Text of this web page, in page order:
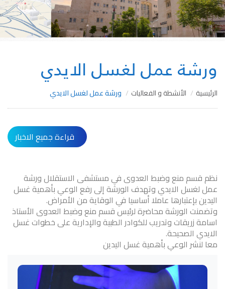
ورشة عمل لغسل الايدي
الرئيسية الأنشطة و الفعاليات ورشة عمل لغسل الايدي
قراءة جميع الاخبار
نظم قسم منع وضبط العدوى في مستشفى الاستقلال ورشة
عمل لغسل الايدي وتهدف الورشة إلى رفع الوعي بأهمية غسل
اليدين بإعتبارها عاملا أساسيا في الوقاية من الأمراض.
وتضمنت الورشة محاضرة لرئيس قسم منع وضبط العدوى الأستاذ
اسامة زريقات وتدريب للكوادر الطبية والإدارية على خطوات غسل
الايدي الصحيحة.
معا لنشر الوعي بأهمية غسل اليدين